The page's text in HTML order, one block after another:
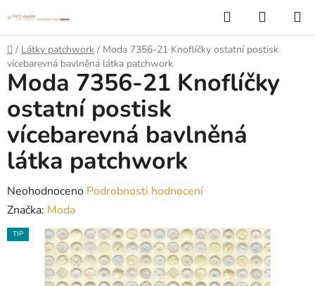
na
obsah
Hledat
KOŠÍK
Domů
/ Látky patchwork / Moda 7356-21 Knoflíčky ostatní postisk
vícebarevná bavlněná látka patchwork
Moda 7356-21 Knoflíčky
ostatní postisk
vícebarevná bavlněná
látka patchwork
Průměrné
hodnocení
produktu
Neohodnoceno Podrobnosti hodnocení
Značka: Moda
TIP